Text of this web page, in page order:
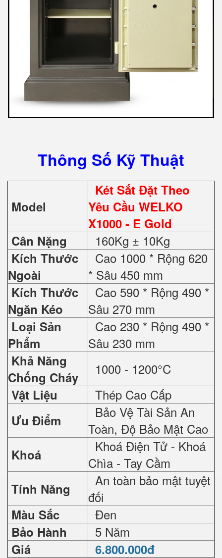
Thông Số Kỹ Thuật
Model
Két Sắt Đặt Theo
Yêu Cầu WELKO
X1000 - E Gold
Cân Nặng
160Kg ± 10Kg
Kích Thước
Ngoài
Cao 1000 * Rộng 620
* Sâu 450 mm
Kích Thước
Ngăn Kéo
Cao 590 * Rộng 490 *
Sâu 270 mm
Loại Sản
Phẩm
Cao 230 * Rộng 490 *
Sâu 230 mm
Khả Năng
Chống Cháy
1000 - 1200°C
Vật Liệu Thép Cao Cấp
Ưu Điểm
Bảo Vệ Tài Sản An
Toàn, Độ Bảo Mật Cao
Khoá
Khoá Điện Tử - Khoá
Chìa - Tay Cầm
Tính Năng
An toàn bảo mật tuyệt
đối
Màu Sắc Đen
Bảo Hành 5 Năm
Giá 6.800.000đ